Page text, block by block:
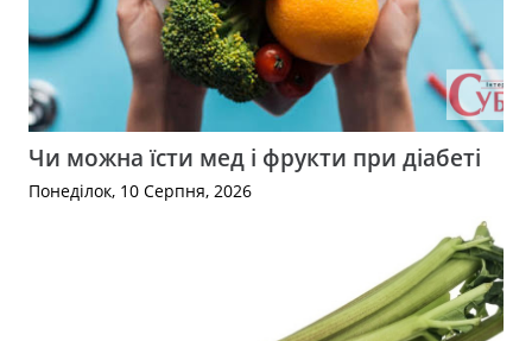
Чи можна їсти мед і фрукти при діабеті
Понеділок, 10 Серпня, 2026